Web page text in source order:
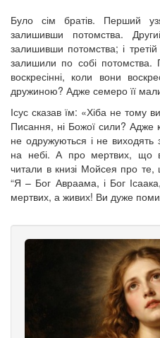
Було сім братів. Перший
залишивши потомства.
залишивши потомства; і
залишили по собі потомства.
воскресінні, коли вони
дружиною? Адже семеро її
Ісус сказав їм: «Хіба не тому
Писання, ні Божої сили? Адже
не одружуються і не
на небі. А про мертвих, що
читали в книзі Мойсея про
“Я – Бог Авраама, і Бог
мертвих, а живих! Ви дуже